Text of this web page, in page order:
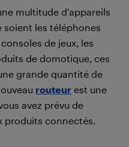
multitude d’appareils
soient les téléphones
de jeux, les
de domotique, ces
grande quantité de
routeur est une
avez prévu de
produits connectés.